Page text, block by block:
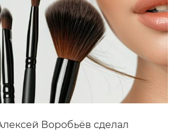
Воробьёв сделал